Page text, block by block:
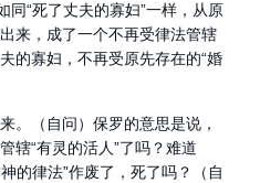
同“死了丈夫的寡妇”一样，从原
来，成了一个不再受律法管辖
的寡妇，不再受原先存在的“婚
。（自问）保罗的意思是说，
辖“有灵的活人”了吗？难道
的律法”作废了，死了吗？（自